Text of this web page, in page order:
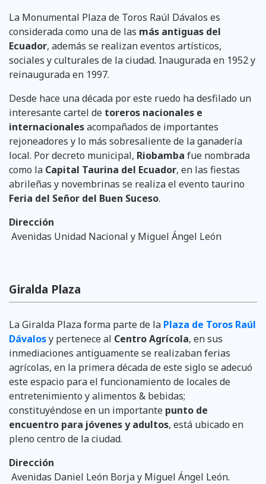
La Monumental Plaza de Toros Raúl Dávalos es
considerada como una de las más antiguas del
Ecuador, además se realizan eventos artísticos,
sociales y culturales de la ciudad. Inaugurada en 1952 y
reinaugurada en 1997.
Desde hace una década por este ruedo ha desfilado un
interesante cartel de toreros nacionales e
internacionalesacompañados de importantes
rejoneadores y lo más sobresaliente de la ganadería
local. Por decreto municipal, Riobamba fue nombrada
como la Capital Taurina del Ecuador, en las fiestas
abrileñas y novembrinas se realiza el evento taurino
Feria del Señor del Buen Suceso.
Dirección
Avenidas Unidad Nacional y Miguel Ángel León
Giralda Plaza
La Giralda Plaza forma parte de la Plaza de Toros Raúl
Dávalosy pertenece al Centro Agrícola, en sus
inmediaciones antiguamente se realizaban ferias
agrícolas, en la primera década de este siglo se adecuó
este espacio para el funcionamiento de locales de
entretenimiento y alimentos & bebidas;
constituyéndose en un importante punto de
encuentro para jóvenes y adultos, está ubicado en
pleno centro de la ciudad.
Dirección
Avenidas Daniel León Borja y Miguel Ángel León.